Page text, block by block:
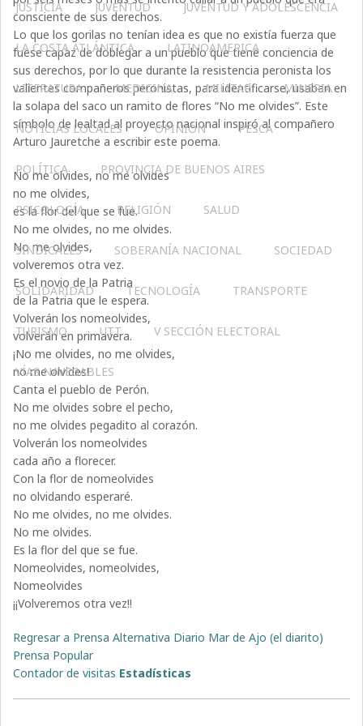
JUSTICIA JUVENTUD JUVENTUD Y ADOLESCENCIA
LA COSTA ATLÁNTICA LATINOAMERICA
LITERATURA MEDICINA MILITAR MINERIA
NOTICIAS LOCALES OPINIÓN PESCA
POLÍTICA PROVINCIA DE BUENOS AIRES
PSICOLOGÍA RELIGIÓN SALUD
SINDICALES SOBERANÍA NACIONAL SOCIEDAD
SOLIDARIDAD TECNOLOGÍA TRANSPORTE
TURISMO UTT V SECCIÓN ELECTORAL
VÍAS NAVEGABLES
consciente de sus derechos.
Lo que los gorilas no tenían idea es que no existía fuerza que
fuese capaz de doblegar a un pueblo que tiene conciencia de
sus derechos, por lo que durante la resistencia peronista los
valientes compañeros peronistas, para identificarse, usaban en
la solapa del saco un ramito de flores “No me olvides”. Este
símbolo de lealtad al proyecto nacional inspiró al compañero
Arturo Jauretche a escribir este poema.
No me olvides, no me olvides
no me olvides,
es la flor del que se fue.
No me olvides, no me olvides.
No me olvides,
volveremos otra vez.
Es el novio de la Patria
de la Patria que le espera.
Volverán los nomeolvides,
volverán en primavera.
¡No me olvides, no me olvides,
no me olvides!
Canta el pueblo de Perón.
No me olvides sobre el pecho,
no me olvides pegadito al corazón.
Volverán los nomeolvides
cada año a florecer.
Con la flor de nomeolvides
no olvidando esperaré.
No me olvides, no me olvides.
No me olvides.
Es la flor del que se fue.
Nomeolvides, nomeolvides,
Nomeolvides
¡¡Volveremos otra vez!!
Regresar a Prensa Alternativa Diario Mar de Ajo (el diarito)
Prensa Popular
Contador de visitas Estadísticas